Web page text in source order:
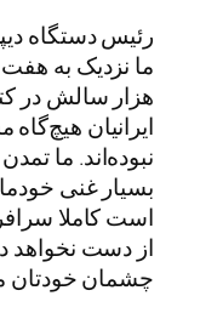
رئیس دستگاه
ما نزدیک به
هزار سالش در
ایرانیان
نبوده‌اند. ما
بسیار غنی
است کاملا
از دست نخواهد
چشمان خودتان